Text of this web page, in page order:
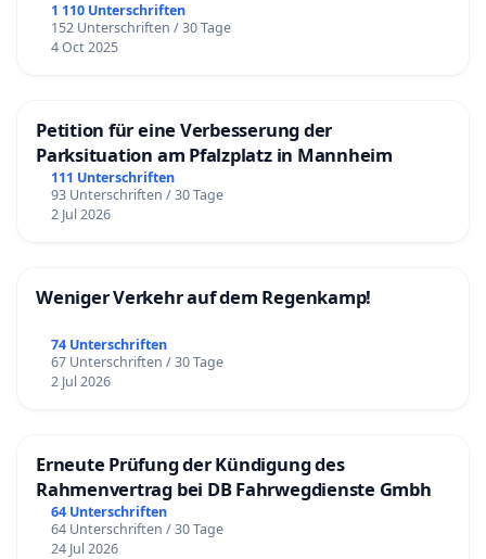
1 110 Unterschriften
152 Unterschriften / 30 Tage
4 Oct 2025
Petition für eine Verbesserung der
Parksituation am Pfalzplatz in Mannheim
111 Unterschriften
93 Unterschriften / 30 Tage
2 Jul 2026
Weniger Verkehr auf dem Regenkamp!
74 Unterschriften
67 Unterschriften / 30 Tage
2 Jul 2026
Erneute Prüfung der Kündigung des
Rahmenvertrag bei DB Fahrwegdienste Gmbh
64 Unterschriften
64 Unterschriften / 30 Tage
24 Jul 2026